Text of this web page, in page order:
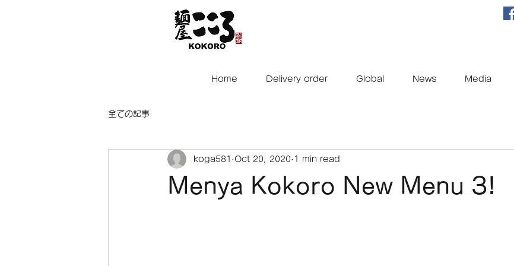
Home Delivery order Global News Media
全ての記事
Menya Kokoro New Menu 3!
koga581 Oct 20, 2020 1 min read